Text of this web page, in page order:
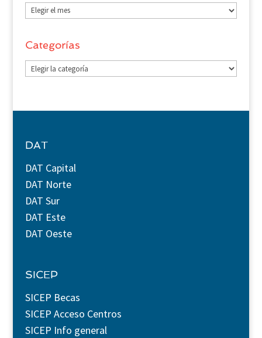
Archivos
Categorías
Categorías
DAT
DAT Capital
DAT Norte
DAT Sur
DAT Este
DAT Oeste
SICEP
SICEP Becas
SICEP Acceso Centros
SICEP Info general